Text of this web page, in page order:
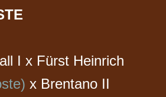
I x Fürst Heinrich
x Brentano II